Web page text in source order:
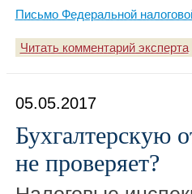
Письмо Федеральной
Читать комментарий эксперта
05.05.2017
Бухгалтерскую
не проверяет?